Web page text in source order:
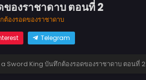
องราชาดาบ ตอนที่ 2
องรอดของราชาดาบ
Telegram
Sword King บันทึกต้องรอดของราชาดาบ ตอนที่ 2